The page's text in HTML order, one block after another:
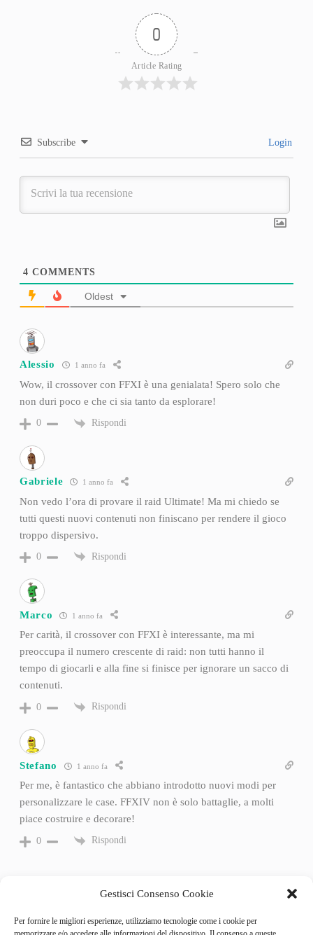
Gestisci Consenso Cookie
Per fornire le migliori esperienze, utilizziamo tecnologie come i cookie per
0
Article Rating
Subscribe Login
4 COMMENTS
Oldest
Alessio 1 anno fa
Wow, il crossover con FFXI è una genialata! Spero solo che
non duri poco e che ci sia tanto da esplorare!
0 Rispondi
Gabriele 1 anno fa
Non vedo l’ora di provare il raid Ultimate! Ma mi chiedo se
tutti questi nuovi contenuti non finiscano per rendere il gioco
troppo dispersivo.
0 Rispondi
Marco 1 anno fa
Per carità, il crossover con FFXI è interessante, ma mi
preoccupa il numero crescente di raid: non tutti hanno il
tempo di giocarli e alla fine si finisce per ignorare un sacco di
contenuti.
0 Rispondi
Stefano 1 anno fa
Per me, è fantastico che abbiano introdotto nuovi modi per
personalizzare le case. FFXIV non è solo battaglie, a molti
piace costruire e decorare!
0 Rispondi